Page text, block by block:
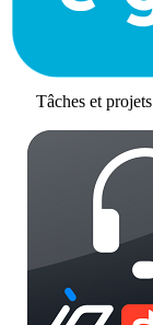
Tâches et projets